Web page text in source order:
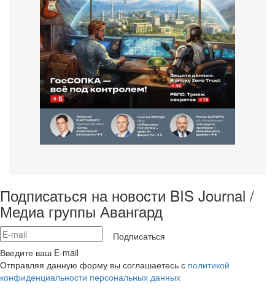
Подписаться на новости BIS Journal /
Медиа группы Авангард
Подписаться
Введите ваш E-mail
Отправляя данную форму вы соглашаетесь с политикой
конфиденциальности персональных данных